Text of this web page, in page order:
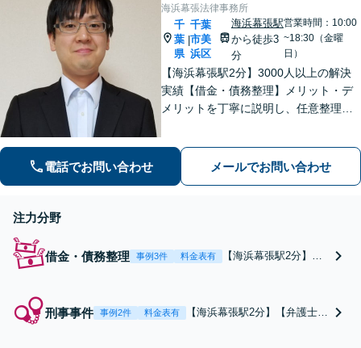
わります。
海浜幕張法律事務所
千
葉
県
|
千葉
市美
浜区
海浜幕張駅
から徒歩3
分
営業時間：10:00
~18:30（金曜
日）
【海浜幕張駅2分】3000人以上の解決
実績【借金・債務整理】メリット・デ
メリットを丁寧に説明し、任意整理・
以内に回答、電話は弁護士直通です
【休日・夜間面談は事前予約】
電話でお問い合わせ メールでお問い合わせ
注力分野
借金・債務整理 事例3件 料金表有
【海浜幕張駅2分】【1
の特徴を踏まえて任意
整理・個人再生・自己
刑事事件 事例2件 料金表有
【海浜幕張駅2分】【弁護士直